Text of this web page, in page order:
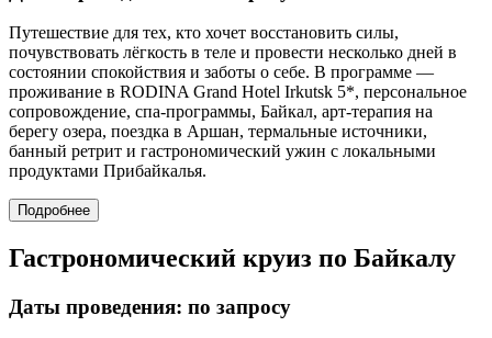
Путешествие для тех, кто хочет восстановить силы,
почувствовать лёгкость в теле и провести несколько дней в
состоянии спокойствия и заботы о себе. В программе —
проживание в RODINA Grand Hotel Irkutsk 5*, персональное
сопровождение, спа-программы, Байкал, арт-терапия на
берегу озера, поездка в Аршан, термальные источники,
банный ретрит и гастрономический ужин с локальными
продуктами Прибайкалья.
Подробнее
Гастрономический круиз по Байкалу
Даты проведения: по запросу